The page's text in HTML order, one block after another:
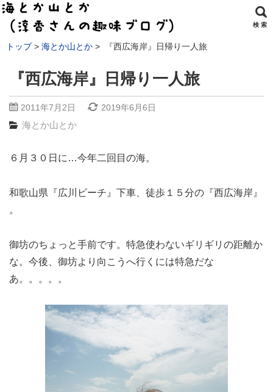
検 索
トップ 海とか山とか 『西広海岸』日帰り一人旅
『西広海岸』日帰り一人旅
2011年7月2日 2019年6月6日
海とか山とか
６月３０日に…今年二回目の海。
和歌山県『広川ビーチ』下車、徒歩１５分の『西広海岸』
。
御坊のちょっと手前です。特急使わないギリギリの距離か
な。今後、御坊より向こうへ行くには特急だな
あ。。。。。